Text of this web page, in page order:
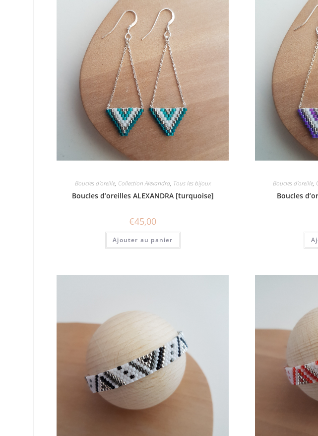
Boucles d'oreille, Collection Alexandra, Tous les bijoux
Boucles d’oreilles ALEXANDRA [turquoise]
€45,00
Ajouter au panier
Boucles d'oreille,
Boucles